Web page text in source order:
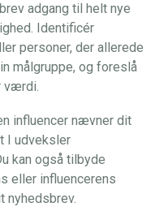
adgang til helt nye
Identificér
personer, der allerede
målgruppe, og foreslå
værdi.
influencer nævner dit
I udveksler
kan også tilbyde
eller influencerens
nyhedsbrev.